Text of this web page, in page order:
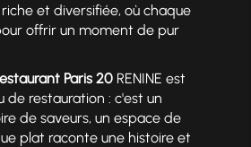
et diversifiée, où chaque
offrir un moment de pur
Paris 20RENINE est
de restauration : c'est un
de saveurs, un espace de
plat raconte une histoire et